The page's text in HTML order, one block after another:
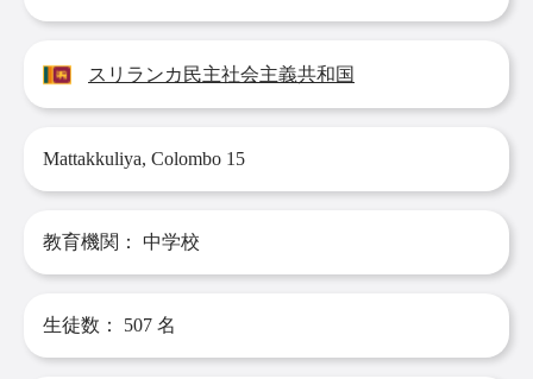
スリランカ民主社会主義共和国
Mattakkuliya, Colombo 15
教育機関： 中学校
生徒数： 507 名